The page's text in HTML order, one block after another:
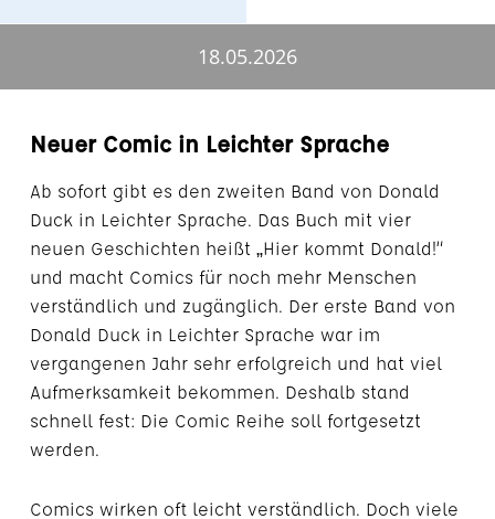
18.05.2026
Neuer Comic in Leichter Sprache
Ab sofort gibt es den zweiten Band von Donald
Duck in Leichter Sprache. Das Buch mit vier
neuen Geschichten heißt „Hier kommt Donald!“
und macht Comics für noch mehr Menschen
verständlich und zugänglich. Der erste Band von
Donald Duck in Leichter Sprache war im
vergangenen Jahr sehr erfolgreich und hat viel
Aufmerksamkeit bekommen. Deshalb stand
schnell fest: Die Comic Reihe soll fortgesetzt
werden.
Comics wirken oft leicht verständlich. Doch viele